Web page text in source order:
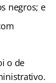
negros; e
o de